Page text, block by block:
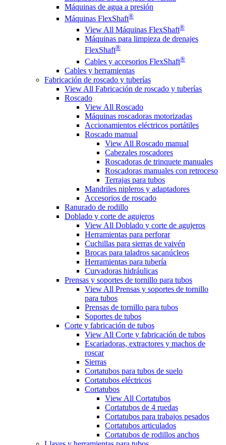
Máquinas de agua a presión
Máquinas FlexShaft®
View All Máquinas FlexShaft®
Máquinas para limpieza de drenajes
FlexShaft®
Cables y accesorios FlexShaft®
Cables y herramientas
Fabricación de roscado y tuberías
View All Fabricación de roscado y tuberías
Roscado
View All Roscado
Máquinas roscadoras motorizadas
Accionamientos eléctricos portátiles
Roscado manual
View All Roscado manual
Cabezales roscadores
Roscadoras de trinquete manuales
Roscadoras manuales con retroceso
Terrajas para tubos
Mandriles nipleros y adaptadores
Accesorios de roscado
Ranurado de rodillo
Doblado y corte de agujeros
View All Doblado y corte de agujeros
Herramientas para perforar
Cuchillas para sierras de vaivén
Brocas para taladros sacanúcleos
Herramientas para tubería
Curvadoras hidráulicas
Prensas y soportes de tornillo para tubos
View All Prensas y soportes de tornillo
para tubos
Prensas de tornillo para tubos
Soportes de tubos
Corte y fabricación de tubos
View All Corte y fabricación de tubos
Escariadoras, extractores y machos de
roscar
Sierras
Cortatubos para tubos de suelo
Cortatubos eléctricos
Cortatubos
View All Cortatubos
Cortatubos de 4 ruedas
Cortatubos para trabajos pesados
Cortatubos articulados
Cortatubos de rodillos anchos